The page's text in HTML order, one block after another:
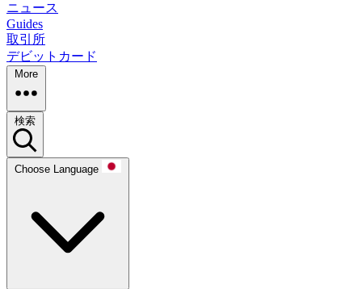
ニュース
Guides
取引所
デビットカード
More
検索
Choose Language